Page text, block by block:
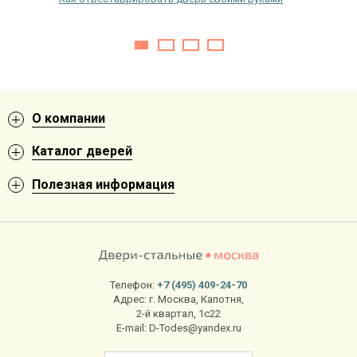
О компании
Каталог дверей
Полезная информация
Телефон: +7 (495) 409-24-70
Адрес: г. Москва, Капотня,
2-й квартал, 1с22
E-mail: D-Todes@yandex.ru